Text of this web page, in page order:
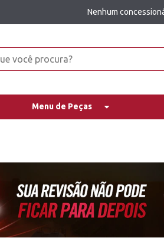
Nenhum
Menu de Peças